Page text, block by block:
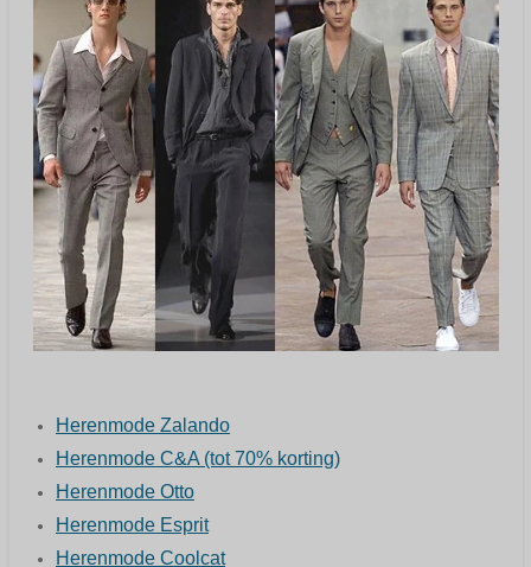
Herenmode Zalando
Herenmode C&A (tot 70% korting)
Herenmode Otto
Herenmode Esprit
Herenmode Coolcat